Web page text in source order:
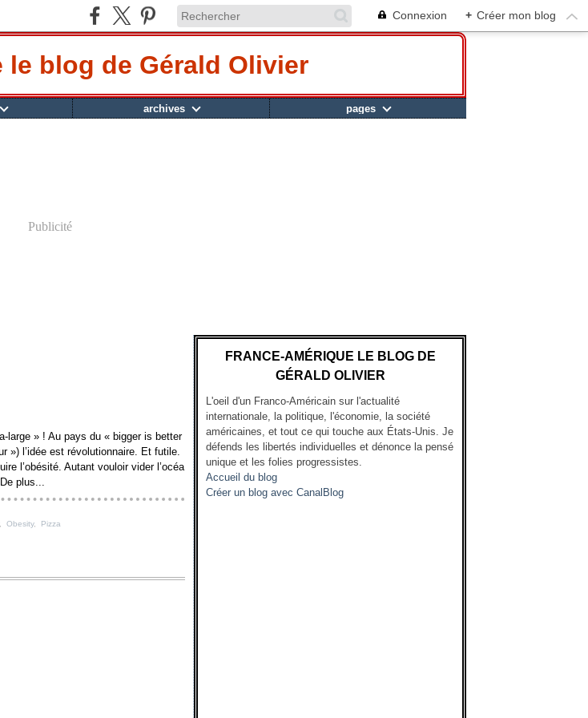
Connexion + Créer mon blog
le blog de Gérald Olivier
archives pages
Publicité
large » ! Au pays du « bigger is better
») l’idée est révolutionnaire. Et futile.
l’obésité. Autant vouloir vider l’océa
plus...
, Obesity, Pizza
FRANCE-AMÉRIQUE LE BLOG DE
GÉRALD OLIVIER
L'oeil d'un Franco-Américain sur l'actualité
internationale, la politique, l'économie, la société
américaines, et tout ce qui touche aux États-Unis. Je
défends les libertés individuelles et dénonce la pensé
unique et les folies progressistes.
Accueil du blog
Créer un blog avec CanalBlog